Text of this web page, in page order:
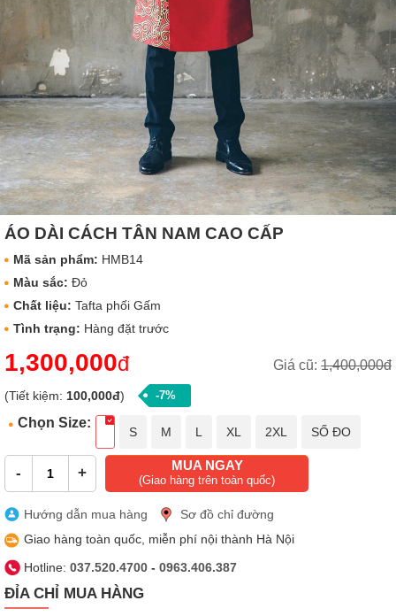
ÁO DÀI CÁCH TÂN NAM CAO CẤP
Mã sản phẩm: HMB14
Màu sắc: Đỏ
Chất liệu: Tafta phối Gấm
Tình trạng: Hàng đặt trước
Giá cũ: 1,400,000đ
1,300,000đ
(Tiết kiệm: 100,000đ) -7%
Chọn Size:
S M L XL 2XL SỐ ĐO
- + MUA NGAY
(Giao hàng trên toàn quốc)
Hướng dẫn mua hàng
Sơ đồ chỉ đường
Giao hàng toàn quốc, miễn phí nội thành Hà Nội
Hotline: 037.520.4700 - 0963.406.387
ĐỈA CHỈ MUA HÀNG